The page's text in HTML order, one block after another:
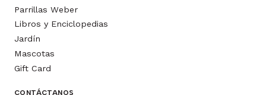
Parrillas Weber
Libros y Enciclopedias
Jardín
Mascotas
Gift Card
CONTÁCTANOS